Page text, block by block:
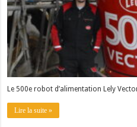
Le 500e robot d’alimentation Lely
Lire la suite »